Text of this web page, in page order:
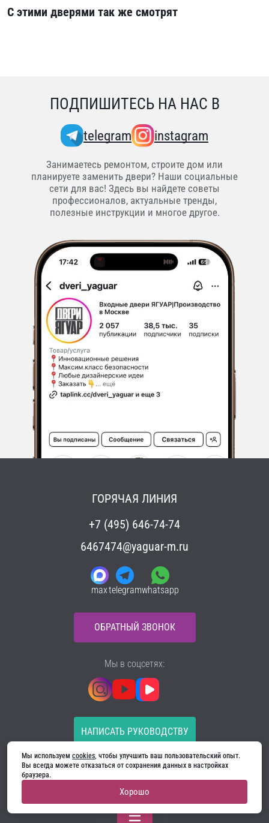
С этими дверями так же смотрят
ПОДПИШИТЕСЬ НА НАС В
telegram instagram
Занимаетесь ремонтом, строите дом или
планируете заменить двери? Наши социальные
сети для вас! Здесь вы найдете советы
профессионалов, актуальные тренды,
полезные инструкции и многое другое.
ГОРЯЧАЯ ЛИНИЯ
+7 (495) 646-74-74
6467474@yaguar-m.ru
maxtelegramwhatsapp
ОБРАТНЫЙ ЗВОНОК
НАПИСАТЬ РУКОВОДСТВУ
Все материалы на сайте принадлежат компании
ООО «Ягуар-М» — входные и межкомнатные двери
Политика конфиденциальности
Договор оферты
Cookie
Мы в соцсетях:
Мы используем cookies, чтобы улучшить ваш пользовательский опыт.
Вы всегда можете отказаться от сохранения данных в настройках
браузера.
Хорошо